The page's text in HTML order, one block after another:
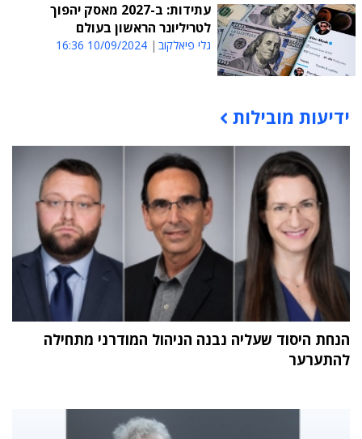
עתידות: ב-2027 מאסק יהפוך
לטריליונר הראשון בעולם
גלי פיאלקוב 10/09/2024 16:36
תוכן פרסומי
ידיעות מובילות
הנחת היסוד שעליה נבנה הניהול המודרני מתחילה
להתערער